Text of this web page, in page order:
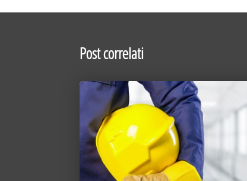
Post correlati